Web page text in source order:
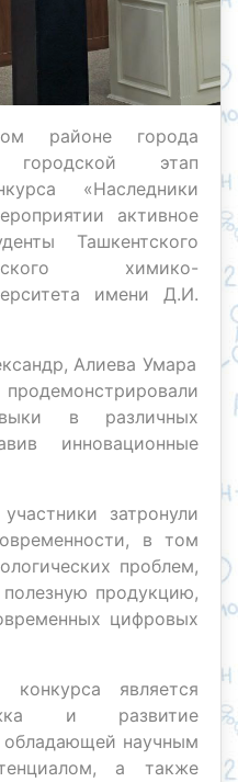
районе города
этап
«Наследники
активное
Ташкентского
химико-
имени Д.И.
Алиева Умара
в различных
инновационные
затронули
в том
проблем,
продукцию,
цифровых
является
и развитие
научным
а также